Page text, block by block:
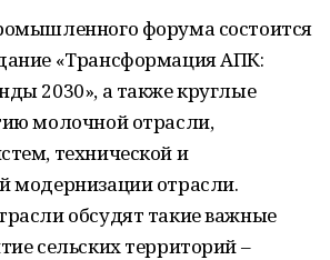
форума состоится
«Трансформация АПК:
2030», а также круглые
молочной отрасли,
технической и
модернизации отрасли.
обсудят такие важные
сельских территорий –